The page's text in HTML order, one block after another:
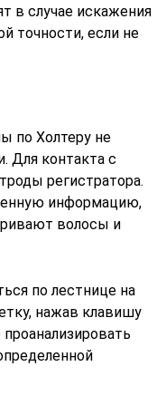
в случае искажения
точности, если не
по Холтеру не
Для контакта с
регистратора.
информацию,
волосы и
по лестнице на
нажав клавишу